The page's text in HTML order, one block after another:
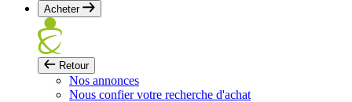
Acheter
Retour
Nos annonces
Nous confier votre recherche d'achat